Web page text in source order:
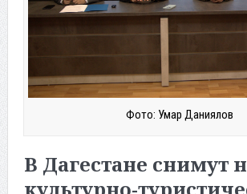
Фото: Умар Даниялов
В Дагестане снимут
культурно-